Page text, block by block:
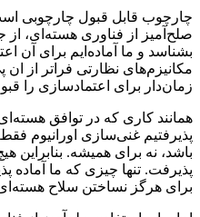
چارچوب قابل قبول چارچوبی
صلح‌آمیز از فناوری هسته‌ای،
بشناسد و ما آماده‌ایم برای آن
مکانیزم‌های نظارتی فراتر از
زمان‌دار برای اعتمادسازی را
همانند کاری که در توافق هسته‌ای
باشد، نه برای همیشه. بنابراین
پذیرفت. تنها چیزی که ما آماده
برای هرگز نساختن سلاح